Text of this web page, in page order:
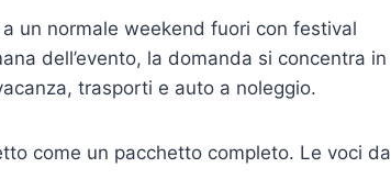
un normale weekend fuori con festival
dell’evento, la domanda si concentra in
trasporti e auto a noleggio.
come un pacchetto completo. Le voci da